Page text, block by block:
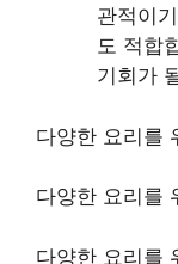
관적이
도 적합
기회가
다양한 요리를
다양한 요리를
다양한 요리를